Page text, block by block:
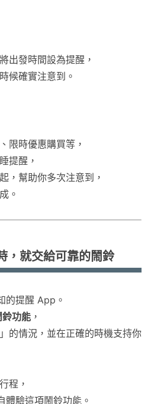
出發時間設為提醒，
候確實注意到。
限時優惠購買等，
提醒，
，幫助你多次注意到，
。
，就交給可靠的鬧鈴
的提醒 App。
功能 ，
的情況，並在正確的時機支持你
程，
體驗這項鬧鈴功能。